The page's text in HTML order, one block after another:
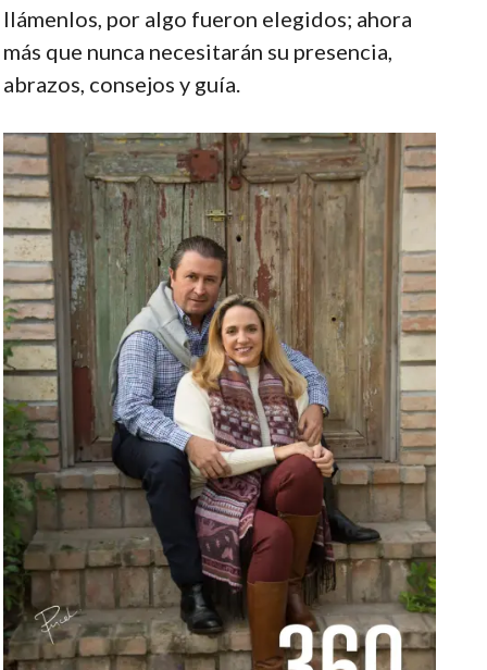
llámenlos, por algo fueron elegidos; ahora
más que nunca necesitarán su presencia,
abrazos, consejos y guía.